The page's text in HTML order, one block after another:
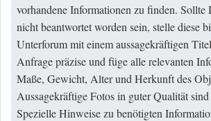
vorhandene Informationen zu finden. Sollte
nicht beantwortet worden sein, stelle diese
Unterforum mit einem aussagekräftigen
Anfrage präzise und füge alle relevanten
Maße, Gewicht, Alter und Herkunft des
Aussagekräftige Fotos in guter Qualität
Spezielle Hinweise zu benötigten